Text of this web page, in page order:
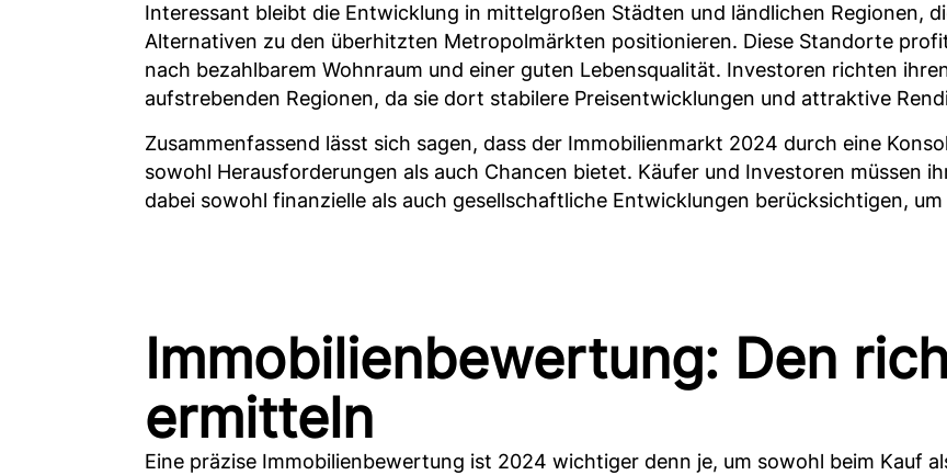
Interessant bleibt die Entwicklung in mittelgroßen Städten und ländlichen Regionen,
Alternativen zu den überhitzten Metropolmärkten positionieren. Diese Standorte
nach bezahlbarem Wohnraum und einer guten Lebensqualität. Investoren richten
aufstrebenden Regionen, da sie dort stabilere Preisentwicklungen und attraktive
Zusammenfassend lässt sich sagen, dass der Immobilienmarkt 2024 durch eine
sowohl Herausforderungen als auch Chancen bietet. Käufer und Investoren müssen
dabei sowohl finanzielle als auch gesellschaftliche Entwicklungen berücksichtigen,
Immobilienbewertung: Den
ermitteln
Eine präzise Immobilienbewertung ist 2024 wichtiger denn je, um sowohl beim Kauf